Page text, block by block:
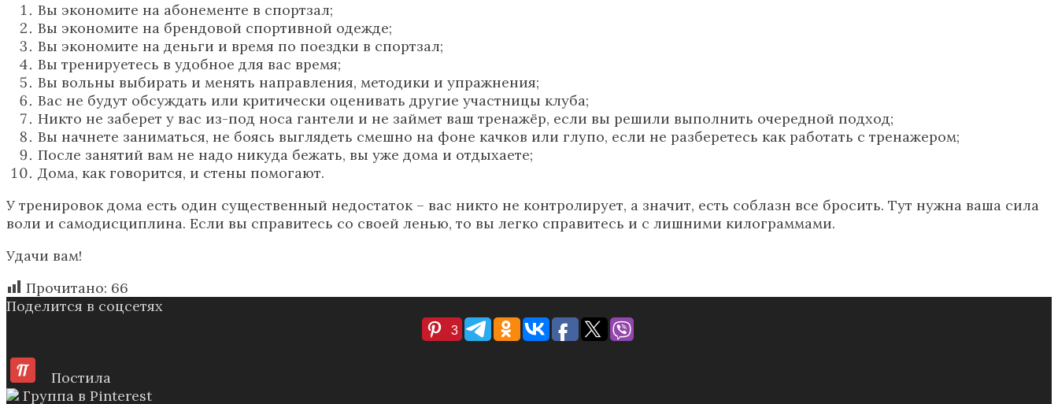
Вы экономите на абонементе в спортзал;
Вы экономите на брендовой спортивной одежде;
Вы экономите на деньги и время по поездки в спортзал;
Вы тренируетесь в удобное для вас время;
Вы вольны выбирать и менять направления, методики и упражнения;
Вас не будут обсуждать или критически оценивать другие участницы клуба;
Никто не заберет у вас из-под носа гантели и не займет ваш тренажёр, если вы решили выполнить очередной подход;
Вы начнете заниматься, не боясь выглядеть смешно на фоне качков или глупо, если не разберетесь как работать с тренажером;
После занятий вам не надо никуда бежать, вы уже дома и отдыхаете;
Дома, как говорится, и стены помогают.
У тренировок дома есть один существенный недостаток – вас никто не контролирует, а значит, есть соблазн все бросить. Тут нужна ваша сила
воли и самодисциплина. Если вы справитесь со своей ленью, то вы легко справитесь и с лишними килограммами.
Удачи вам!
Прочитано: 66
Поделится в соцсетях
3
Постила
Группа в Pinterest